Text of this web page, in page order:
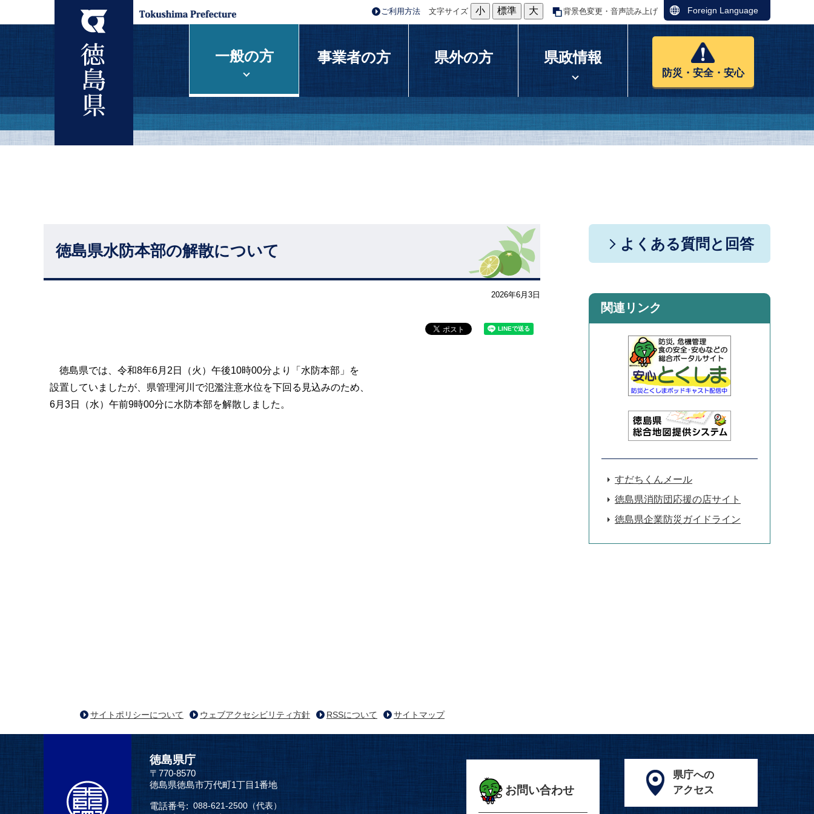
ご利用方法 文字サイズ 小 標準 大 背景色変更・音声読み上げ Foreign Language
一般の方 事業者の方 県外の方 県政情報
防災・安全・安心
徳島県水防本部の解散について
2026年6月3日
徳島県では、令和8年6月2日（火）午後10時00分より「水防本部」を
設置していましたが、県管理河川で氾濫注意水位を下回る見込みのため、
6月3日（水）午前9時00分に水防本部を解散しました。
よくある質問と回答
関連リンク
すだちくんメール
徳島県消防団応援の店サイト
徳島県企業防災ガイドライン
サイトポリシーについて ウェブアクセシビリティ方針 RSSについて サイトマップ
徳島県庁
〒770-8570
徳島県徳島市万代町1丁目1番地
電話番号: 088-621-2500（代表）
お問い合わせ
県庁への
アクセス